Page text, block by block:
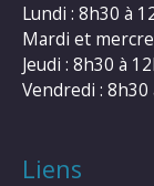
Lundi : 8h30 à
Mardi et
Jeudi : 8h30 à
Vendredi : 8h30
Liens